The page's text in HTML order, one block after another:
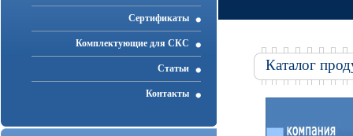
Cертификаты
Комплектующие для СКС
Статьи
Контакты
Каталог